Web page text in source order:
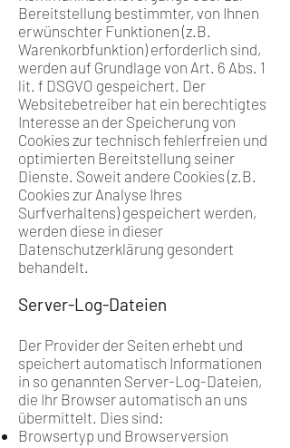
Bereitstellung bestimmter, von Ihnen
erwünschter Funktionen (z.B.
Warenkorbfunktion) erforderlich sind,
werden auf Grundlage von Art. 6 Abs. 1
lit. f DSGVO gespeichert. Der
Websitebetreiber hat ein berechtigtes
Interesse an der Speicherung von
Cookies zur technisch fehlerfreien und
optimierten Bereitstellung seiner
Dienste. Soweit andere Cookies (z.B.
Cookies zur Analyse Ihres
Surfverhaltens) gespeichert werden,
werden diese in dieser
Datenschutzerklärung gesondert
behandelt.
Server-Log-Dateien
Der Provider der Seiten erhebt und
speichert automatisch Informationen
in so genannten Server-Log-Dateien,
die Ihr Browser automatisch an uns
übermittelt. Dies sind:
Browsertyp und Browserversion